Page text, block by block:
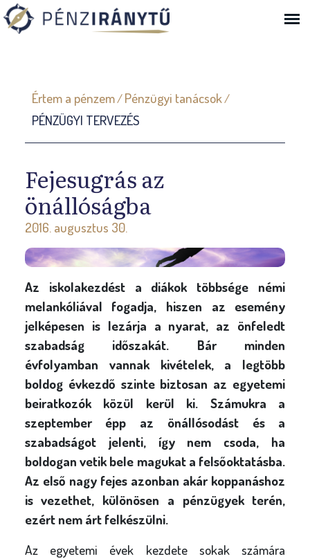
Ugrás a navigációhoz
J
e
n
l
e
g
i
h
e
l
y
Értem a pénzem/Pénzügyi tanácsok/
PÉNZÜGYI TERVEZÉS
Fejesugrás az
önállóságba
2016. augusztus 30.
Az iskolakezdést a diákok többsége némi
melankóliával fogadja, hiszen az esemény
jelképesen is lezárja a nyarat, az önfeledt
szabadság időszakát. Bár minden
évfolyamban vannak kivételek, a legtöbb
boldog évkezdő szinte biztosan az egyetemi
beiratkozók közül kerül ki. Számukra a
szeptember épp az önállósodást és a
szabadságot jelenti, így nem csoda, ha
boldogan vetik bele magukat a felsőoktatásba.
Az első nagy fejes azonban akár koppanáshoz
is vezethet, különösen a pénzügyek terén,
ezért nem árt felkészülni.
Az egyetemi évek kezdete sokak számára